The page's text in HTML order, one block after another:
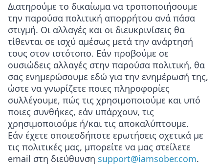
Διατηρούμε το δικαίωμα να τροποποιήσουμε
την παρούσα πολιτική απορρήτου ανά πάσα
στιγμή. Οι αλλαγές και οι διευκρινίσεις θα
τίθενται σε ισχύ αμέσως μετά την ανάρτησή
τους στον ιστότοπο. Εάν προβούμε σε
ουσιώδεις αλλαγές στην παρούσα πολιτική, θα
σας ενημερώσουμε εδώ για την ενημέρωσή της,
ώστε να γνωρίζετε ποιες πληροφορίες
συλλέγουμε, πώς τις χρησιμοποιούμε και υπό
ποιες συνθήκες, εάν υπάρχουν, τις
χρησιμοποιούμε ή/και τις αποκαλύπτουμε.
Εάν έχετε οποιεσδήποτε ερωτήσεις σχετικά με
τις πολιτικές μας, μπορείτε να μας στείλετε
email στη διεύθυνση support@iamsober.com.